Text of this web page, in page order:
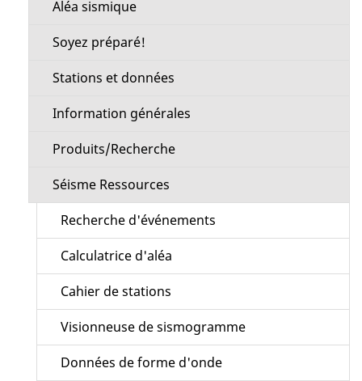
Aléa sismique
Soyez préparé!
Stations et données
Information générales
Produits/Recherche
Séisme Ressources
Recherche d'événements
Calculatrice d'aléa
Cahier de stations
Visionneuse de sismogramme
Données de forme d'onde